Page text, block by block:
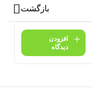
بازگشت
افزودن
دیدگاه